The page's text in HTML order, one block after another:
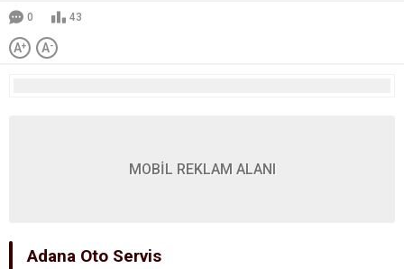
0 43
A+ A-
MOBİL REKLAM ALANI
Adana Oto Servis